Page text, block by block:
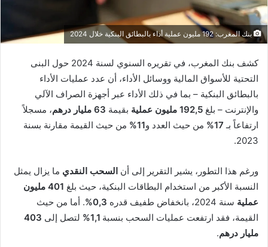
بنك المغرب: 192 مليون عملية أداء بالبطائق البنكية خلال 2024
كشف بنك المغرب، في تقريره السنوي لسنة 2024 حول البنى
التحتية للأسواق المالية ووسائل الأداء، أن عدد عمليات الأداء
بالبطائق البنكية – بما في ذلك الأداء عبر أجهزة الصراف الآلي
والإنترنت – بلغ 192,5 مليون عملية بقيمة 63 مليار درهم
، مسجلاً
ارتفاعاً بـ 17% من حيث العدد و11%
من حيث القيمة مقارنة بسنة
2023.
ورغم هذا التطور، يشير التقرير إلى أن السحب النقدي ما يزال يمثل
النسبة الأكبر من استخدام البطاقات البنكية، حيث بلغ
401 مليون
عملية سنة 2024، بانخفاض طفيف قدره 0,3%
. أما من حيث
القيمة، فقد ارتفعت عمليات السحب بنسبة 1,1% لتصل إلى 403
مليار درهم.